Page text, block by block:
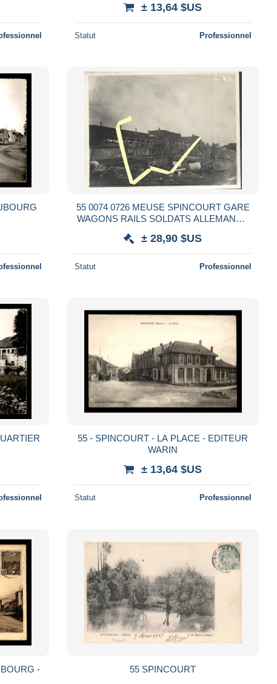
DILMANN ALBERT
± 13,64 $US
Statut Professionnel
55 0074 0726 MEUSE SPINCOURT GARE
WAGONS RAILS SOLDATS ALLEMANDS
± 28,90 $US
Statut Professionnel
55 - SPINCOURT - LA PLACE - EDITEUR
WARIN
± 13,64 $US
Statut Professionnel
-
55 SPINCOURT